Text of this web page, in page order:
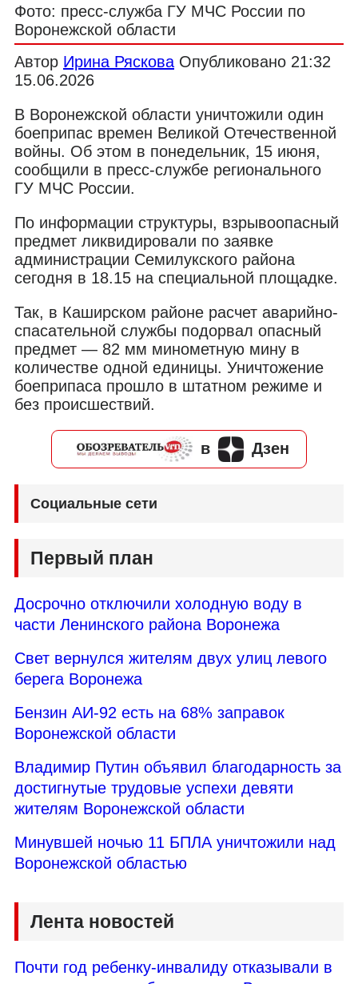
Фото: пресс-служба ГУ МЧС России по
Воронежской области
Автор Ирина Ряскова Опубликовано 21:32
15.06.2026
В Воронежской области уничтожили один
боеприпас времен Великой Отечественной
войны. Об этом в понедельник, 15 июня,
сообщили в пресс-службе регионального
ГУ МЧС России.
По информации структуры, взрывоопасный
предмет ликвидировали по заявке
администрации Семилукского района
сегодня в 18.15 на специальной площадке.
Так, в Каширском районе расчет аварийно-
спасательной службы подорвал опасный
предмет — 82 мм минометную мину в
количестве одной единицы. Уничтожение
боеприпаса прошло в штатном режиме и
без происшествий.
в Дзен
Социальные сети
Первый план
Досрочно отключили холодную воду в
части Ленинского района Воронежа
Свет вернулся жителям двух улиц левого
берега Воронежа
Бензин АИ-92 есть на 68% заправок
Воронежской области
Владимир Путин объявил благодарность за
достигнутые трудовые успехи девяти
жителям Воронежской области
Минувшей ночью 11 БПЛА уничтожили над
Воронежской областью
Лента новостей
Почти год ребенку-инвалиду отказывали в